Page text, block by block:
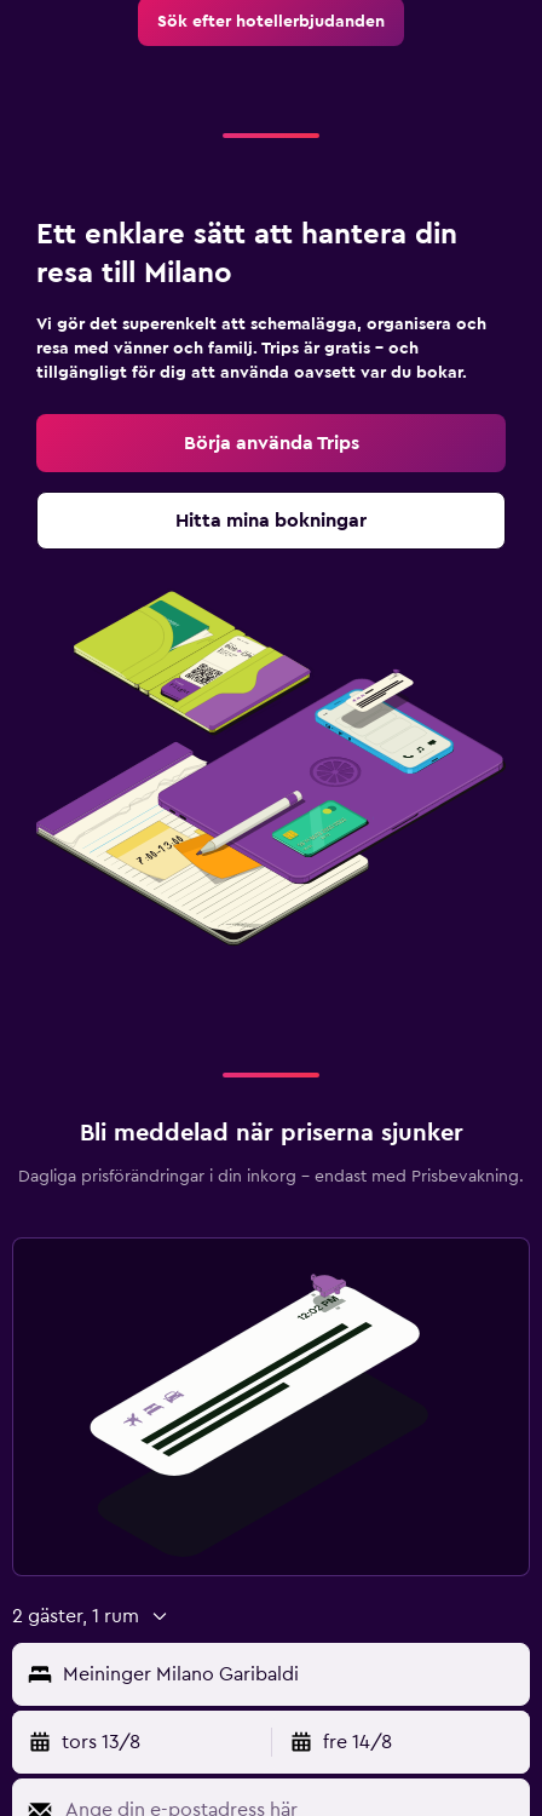
Sök efter hotellerbjudanden
Ett enklare sätt att hantera din
resa till Milano
Vi gör det superenkelt att schemalägga, organisera och
resa med vänner och familj. Trips är gratis – och
tillgängligt för dig att använda oavsett var du bokar.
Börja använda Trips
Hitta mina bokningar
Bli meddelad när priserna sjunker
Dagliga prisförändringar i din inkorg – endast med Prisbevakning.
2 gäster, 1 rum
Meininger Milano Garibaldi
tors 13/8 fre 14/8